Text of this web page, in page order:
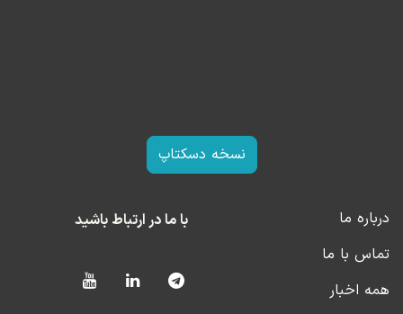
نسخه دسکتاپ
درباره ما
تماس با ما
همه اخبار
با ما در ارتباط باشید